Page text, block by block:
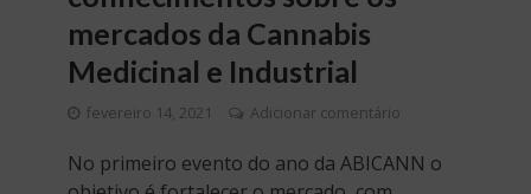
mercados da Cannabis
Medicinal e Industrial
fevereiro 14, 2021 Adicionar comentário
No primeiro evento do ano da ABICANN o